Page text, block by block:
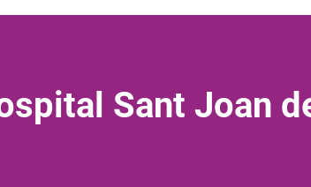
Sant Joan